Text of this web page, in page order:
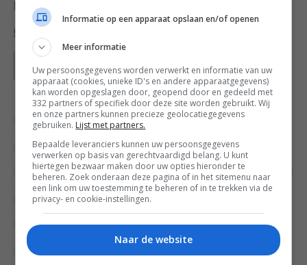
Deel dit recept
Diner voor twee recepten Gangen
Gelegenheid Groente recepten
Hoofdgerecht Italiaanse recepten Keukens
Lunchgerecht Pasta recepten
Recept van de dag Recepten Vis
Vrijdag Visdag
Informatie op een apparaat opslaan en/of openen
Meer informatie
Uw persoonsgegevens worden verwerkt en informatie van uw
apparaat (cookies, unieke ID's en andere apparaatgegevens)
kan worden opgeslagen door, geopend door en gedeeld met
332 partners of specifiek door deze site worden gebruikt. Wij
en onze partners kunnen precieze geolocatiegegevens
gebruiken. Lijst met partners.
Bepaalde leveranciers kunnen uw persoonsgegevens
verwerken op basis van gerechtvaardigd belang. U kunt
hiertegen bezwaar maken door uw opties hieronder te
beheren. Zoek onderaan deze pagina of in het sitemenu naar
een link om uw toestemming te beheren of in te trekken via de
privacy- en cookie-instellingen.
Naar de website